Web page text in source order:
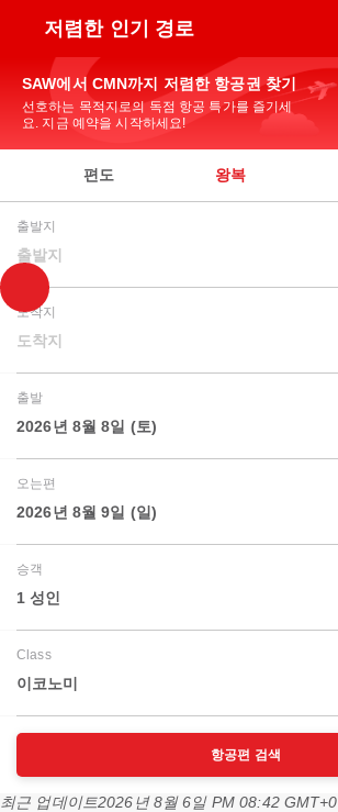
저렴한 인기 경로
SAW에서 CMN까지 저렴한 항공권 찾기
선호하는 목적지로의 독점 항공 특가를 즐기세
요. 지금 예약을 시작하세요!
편도 왕복
출발지
출발지
도착지
도착지
출발
2026년 8월 8일 (토)
오는편
2026년 8월 9일 (일)
승객
1 성인
Class
이코노미
항공편 검색
최근 업데이트2026년 8월 6일 PM 08:42 GMT+0